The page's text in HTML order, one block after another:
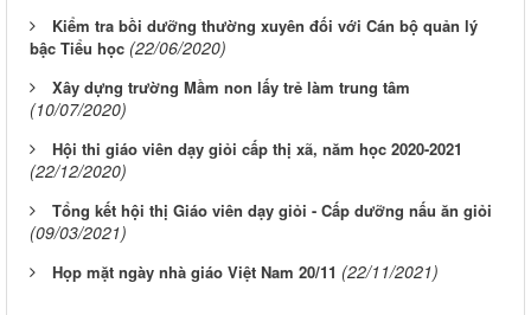
Kiểm tra bồi dưỡng thường xuyên đối với Cán bộ quản lý
bậc Tiểu học (22/06/2020)
Xây dựng trường Mầm non lấy trẻ làm trung tâm
(10/07/2020)
Hội thi giáo viên dạy giỏi cấp thị xã, năm học 2020-2021
(22/12/2020)
Tổng kết hội thị Giáo viên dạy giỏi - Cấp dưỡng nấu ăn giỏi
(09/03/2021)
Họp mặt ngày nhà giáo Việt Nam 20/11 (22/11/2021)